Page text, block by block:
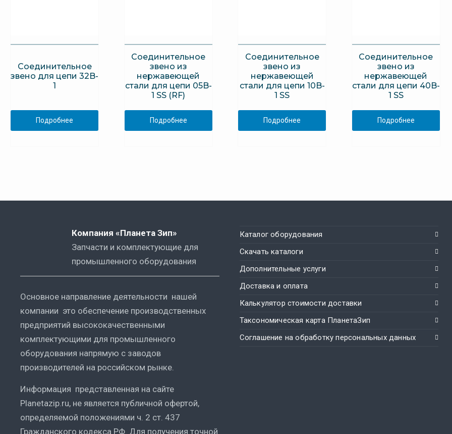
Соединительное
звено для цепи 32B-
1
Подробнее
Соединительное
звено из
нержавеющей
стали для цепи 05B-
1 SS (RF)
Подробнее
Соединительное
звено из
нержавеющей
стали для цепи 10B-
1 SS
Подробнее
Соединительное
звено из
нержавеющей
стали для цепи 40B-
1 SS
Подробнее
Компания «Планета Зип»
Запчасти и комплектующие для
промышленного оборудования
Основное направление деятельности нашей
компании это обеспечение производственных
предприятий высококачественными
комплектующими для промышленного
оборудования напрямую с заводов
производителей на российском рынке.
Информация представленная на сайте
Planetazip.ru, не является публичной офертой,
определяемой положениями ч. 2 ст. 437
Гражданского кодекса РФ. Для получения точной
Каталог оборудования
Скачать каталоги
Дополнительные услуги
Доставка и оплата
Калькулятор стоимости доставки
Таксономическая карта ПланетаЗип
Соглашение на обработку персональных данных